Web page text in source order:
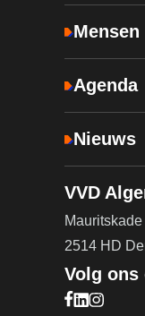
Mensen
Agenda
Nieuws
VVD
Mauritskade
2514 HD
Volg ons
Bezoek
Bezoek
Bezoek